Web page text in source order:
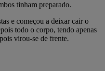
tinham preparado.
e começou a deixar cair o
todo o corpo, tendo apenas
virou-se de frente.